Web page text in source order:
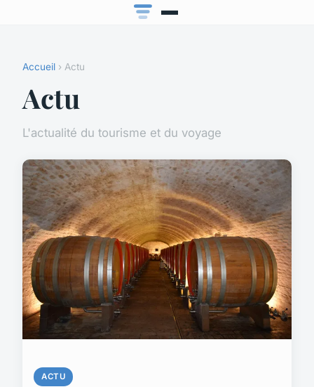
Accueil › Actu
Actu
L'actualité du tourisme et du voyage
ACTU